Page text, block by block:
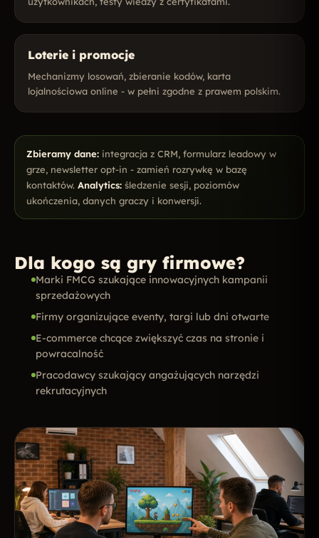
Loterie i promocje
Mechanizmy losowań, zbieranie kodów, karta
lojalnościowa online - w pełni zgodne z prawem polskim.
Zbieramy dane: integracja z CRM, formularz leadowy w
grze, newsletter opt-in - zamień rozrywkę w bazę
kontaktów. Analytics: śledzenie sesji, poziomów
ukończenia, danych graczy i konwersji.
Dla kogo są gry firmowe?
Marki FMCG szukające innowacyjnych kampanii
sprzedażowych
Firmy organizujące eventy, targi lub dni otwarte
E-commerce chcące zwiększyć czas na stronie i
powracalność
Pracodawcy szukający angażujących narzędzi
rekrutacyjnych